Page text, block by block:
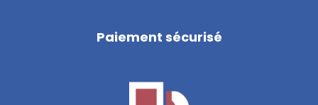
Paiement sécurisé